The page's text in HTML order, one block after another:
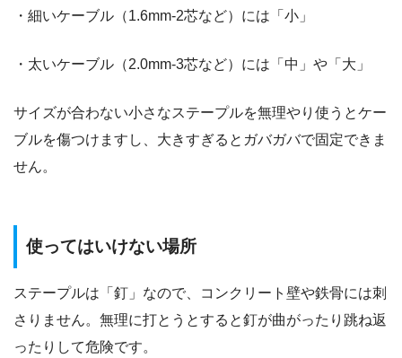
・細いケーブル（1.6mm-2芯など）には「小」
・太いケーブル（2.0mm-3芯など）には「中」や「大」
サイズが合わない小さなステープルを無理やり使うとケー
ブルを傷つけますし、大きすぎるとガバガバで固定できま
せん。
使ってはいけない場所
ステープルは「釘」なので、コンクリート壁や鉄骨には刺
さりません。無理に打とうとすると釘が曲がったり跳ね返
ったりして危険です。